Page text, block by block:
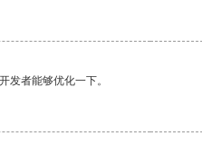
发者能够优化一下。